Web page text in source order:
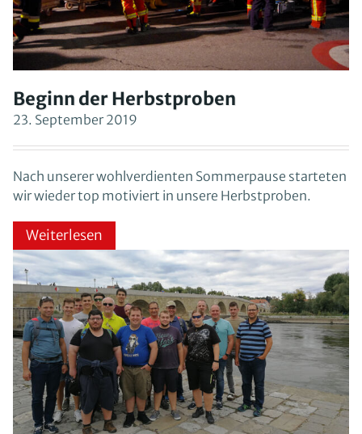
Beginn der Herbstproben
23. September 2019
Nach unserer wohlverdienten Sommerpause starteten
wir wieder top motiviert in unsere Herbstproben.
Weiterlesen